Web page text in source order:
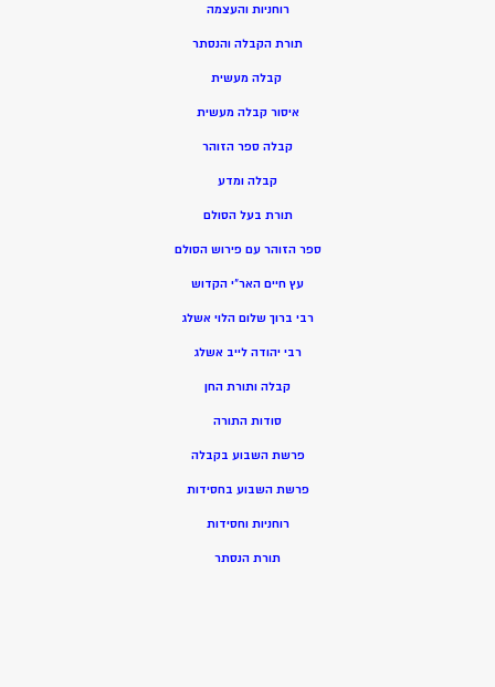
רוחניות והעצמה
תורת הקבלה והנסתר
קבלה מעשית
איסור קבלה מעשית
קבלה ספר הזוהר
קבלה ומדע
תורת בעל הסולם
ספר הזוהר עם פירוש הסולם
עץ חיים האר”י הקדוש
רבי ברוך שלום הלוי אשלג
רבי יהודה לייב אשלג
קבלה ותורת החן
סודות התורה
פרשת השבוע בקבלה
פרשת השבוע בחסידות
רוחניות וחסידות
תורת הנסתר